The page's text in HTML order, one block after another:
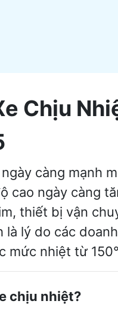
Chịu
càng mạnh
cao ngày càng
thiết bị vận
lý do các
nhiệt từ
chịu nhiệt?